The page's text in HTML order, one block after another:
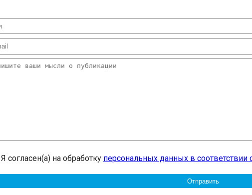
Я согласен(а) на обработку персональных данных в